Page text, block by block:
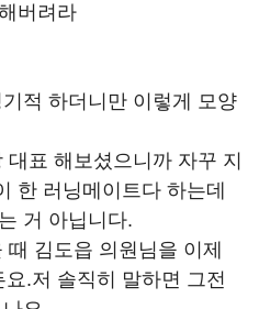
버려라
적 하더니만 이렇게 모양
대표 해보셨으니까 자꾸 지
한 러닝메이트다 하는데
거 아닙니다.
김도읍 의원님을 이제
.저 솔직히 말하면 그전